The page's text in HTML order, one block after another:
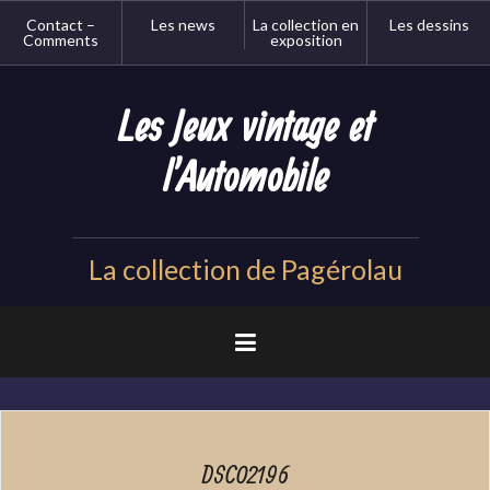
Contact –
Comments
Les news
La collection en
exposition
Les dessins
Les Jeux vintage et
l'Automobile
La collection de Pagérolau
DSC02196